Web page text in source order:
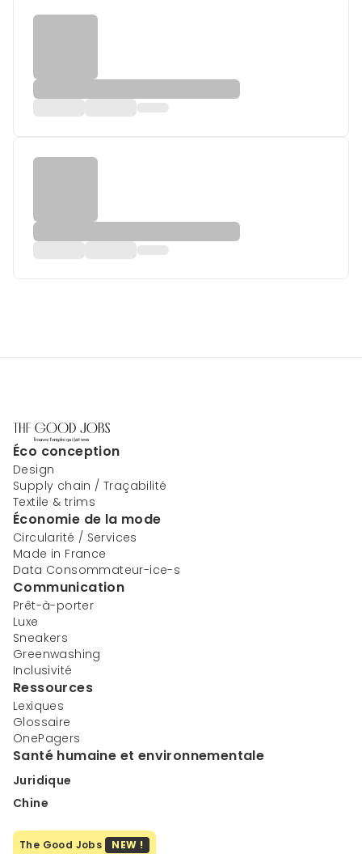
Éco conception
Design
Supply chain / Traçabilité
Textile & trims
Économie de la mode
Circularité / Services
Made in France
Data Consommateur-ice-s
Communication
Prêt-à-porter
Luxe
Sneakers
Greenwashing
Inclusivité
Ressources
Lexiques
Glossaire
OnePagers
Santé humaine et environnementale
Juridique
Chine
The Good Jobs NEW !